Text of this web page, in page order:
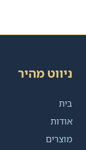
ניווט מהיר
בית
אודות
מוצרים